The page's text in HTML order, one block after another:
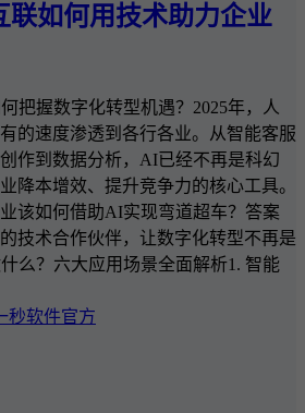
联如何用技术助力企业
把握数字化转型机遇？2025年，人
的速度渗透到各行各业。从智能客服
作到数据分析，AI已经不再是科幻
降本增效、提升竞争力的核心工具。
该如何借助AI实现弯道超车？答案
技术合作伙伴，让数字化转型不再是
么？六大应用场景全面解析1. 智能
秒软件官方